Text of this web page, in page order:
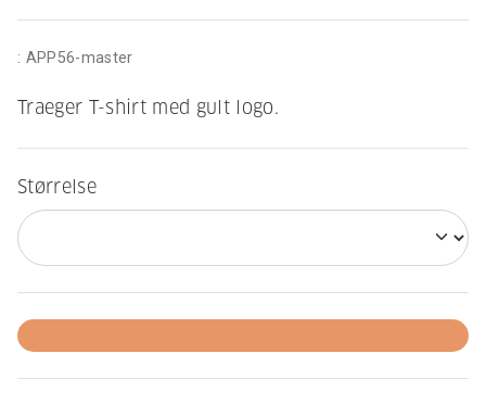
: APP56-master
Traeger T-shirt med gult logo.
Størrelse